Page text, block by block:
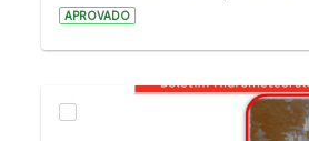
APROVADO